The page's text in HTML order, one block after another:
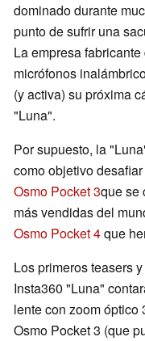
dominado durante
punto de sufrir una
La empresa
micrófonos
(y activa) su próxima
"Luna".
Por supuesto, la
como objetivo
Osmo Pocket 3que se
más vendidas del
Osmo Pocket 4que
Los primeros teasers
Insta360 "Luna"
lente con zoom óptico
Osmo Pocket 3 (que